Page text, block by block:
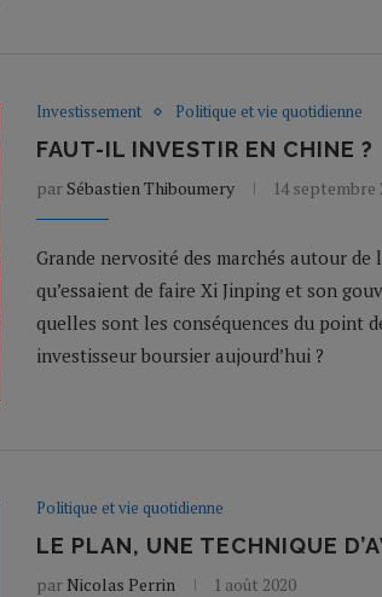
Investissement Politique et vie quotidienne
FAUT-IL INVESTIR EN CHINE ?
par Sébastien Thiboumery 14 septembre
Grande nervosité des marchés autour de
qu’essaient de faire Xi Jinping et son
quelles sont les conséquences du point
investisseur boursier aujourd’hui ?
Politique et vie quotidienne
LE PLAN, UNE TECHNIQUE
par Nicolas Perrin 1 août 2020